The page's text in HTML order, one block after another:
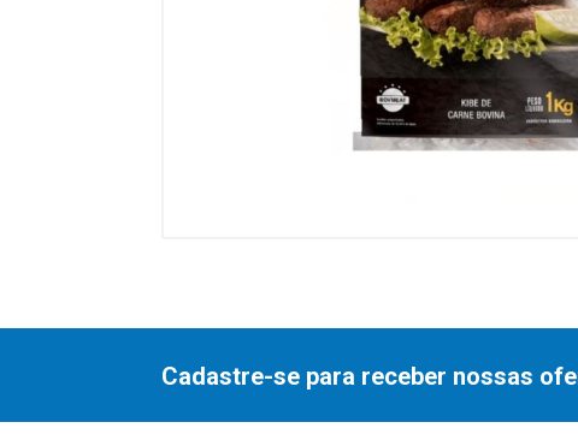
Cadastre-se para receber nossas